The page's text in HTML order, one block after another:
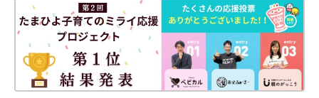
出典：Instagramアカウント「miyuto_kurashi」